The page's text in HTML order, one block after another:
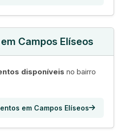
Campos Elíseos
disponíveis no bairro
em Campos Elíseos